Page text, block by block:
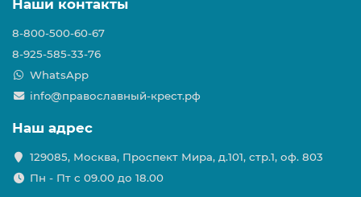
Наши контакты
8-800-500-60-67
8-925-585-33-76
WhatsApp
info@православный-крест.рф
Наш адрес
129085, Москва, Проспект Мира, д.101, стр.1, оф. 803
Пн - Пт с 09.00 до 18.00